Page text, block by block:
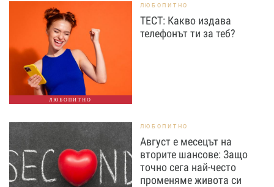
ЛЮБОПИТНО
ЛЮБОПИТНО
ТЕСТ: Какво издава
телефонът ти за теб?
ЛЮБОПИТНО
Август е месецът на
вторите шансове: Защо
точно сега най-често
променяме живота си